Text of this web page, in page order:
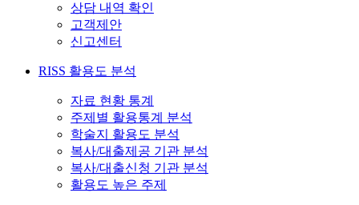
상담 내역 확인
고객제안
신고센터
RISS 활용도 분석
자료 현황 통계
주제별 활용통계 분석
학술지 활용도 분석
복사/대출제공 기관 분석
복사/대출신청 기관 분석
활용도 높은 주제